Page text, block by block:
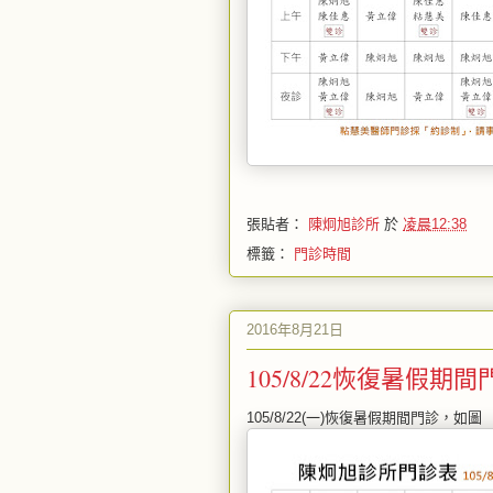
張貼者： 陳炯旭診所 於 凌晨12:38
標籤： 門診時間
2016年8月21日
105/8/22恢復暑假期間
105/8/22(一)恢復暑假期間門診，如圖